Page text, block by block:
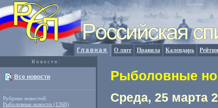
Главная О лиге Правила Календарь
Новости:
Все новости
Рубрики новостей:
Рыболовные новости (1368)
Рыболовные
Среда, 25 марта